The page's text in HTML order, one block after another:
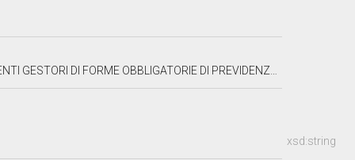
OBBLIGATORIE DI PREVIDENZA E ASSISTENZA SOCIALE
xsd:string